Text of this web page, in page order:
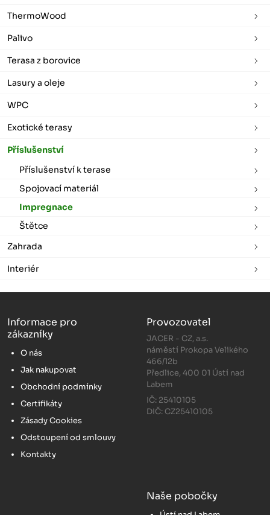
ThermoWood
Palivo
Terasa z borovice
Lasury a oleje
WPC
Exotické terasy
Příslušenství
Příslušenství k terase
Spojovací materiál
Impregnace
Štětce
Zahrada
Interiér
Informace pro
zákazníky
O nás
Jak nakupovat
Obchodní podmínky
Certifikáty
Zásady Cookies
Odstoupení od smlouvy
Kontakty
Provozovatel
JACER - CZ, a.s.
náměstí Prokopa Velikého
466/12b
Předlice, 400 01 Ústí nad
Labem
IČ: 25410105
DIČ: CZ25410105
Naše pobočky